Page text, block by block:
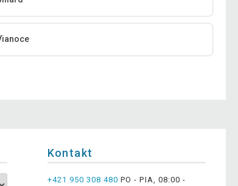
Kontakt
+421 950 308 480 PO - PIA, 08:00 -